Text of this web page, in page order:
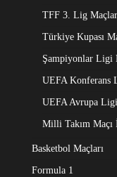
TFF 3. Lig
Türkiye Kupası
Şampiyonlar Ligi
UEFA Konferans
UEFA Avrupa
Milli Takım Maçı
Basketbol Maçları
Formula 1